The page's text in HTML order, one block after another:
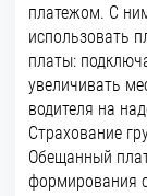
платежом. С
использовать
платы:
увеличивать
водителя на
Страхование
Обещанный
формирования